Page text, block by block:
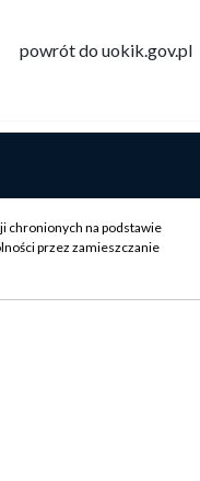
powrót do uokik.gov.pl
chronionych na podstawie
przez zamieszczanie